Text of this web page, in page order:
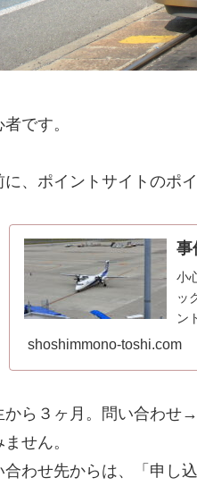
です。
に、ポイントサイトのポ
事
小
ッ
ン
予
shoshimmono-toshi.com
から３ヶ月。問い合わせ
せん。
合わせ先からは、「申し